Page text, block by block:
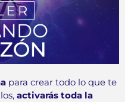
para crear todo lo que te
activarás toda la